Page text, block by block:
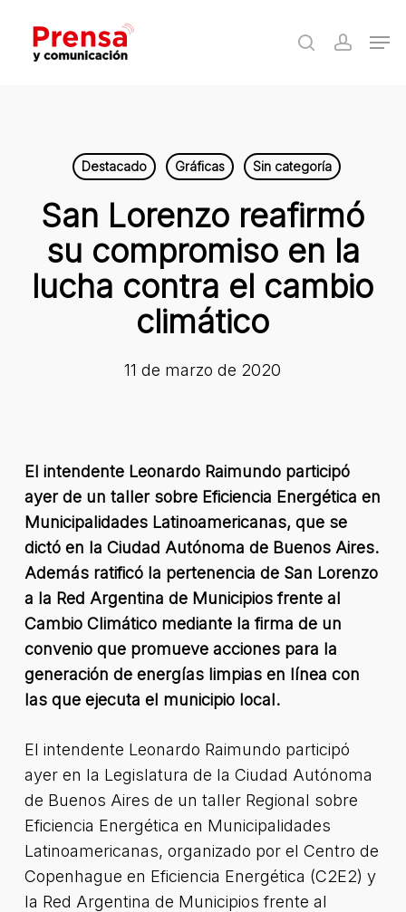
main
search
Destacado Gráficas Sin categoría
San Lorenzo reafirmó
su compromiso en la
lucha contra el cambio
climático
11 de marzo de 2020
El intendente Leonardo Raimundo participó
ayer de un taller sobre Eficiencia Energética en
Municipalidades Latinoamericanas, que se
dictó en la Ciudad Autónoma de Buenos Aires.
Además ratificó la pertenencia de San Lorenzo
a la Red Argentina de Municipios frente al
Cambio Climático mediante la firma de un
convenio que promueve acciones para la
generación de energías limpias en línea con
las que ejecuta el municipio local.
El intendente Leonardo Raimundo participó
ayer en la Legislatura de la Ciudad Autónoma
de Buenos Aires de un taller Regional sobre
Eficiencia Energética en Municipalidades
Latinoamericanas, organizado por el Centro de
Copenhague en Eficiencia Energética (C2E2) y
la Red Argentina de Municipios frente al